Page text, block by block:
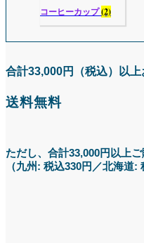
コーヒーカップ(2)
合計33,000円（税込）以
送料無料
ただし、合計33,000円以上
（九州: 税込330円／北海道